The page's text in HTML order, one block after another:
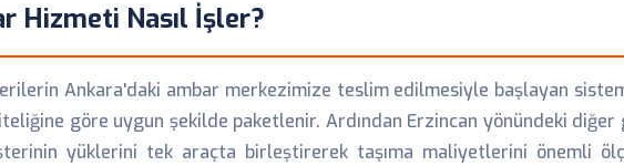
Hizmeti Nasıl İşler?
Ankara'daki ambar merkezimize teslim edilmesiyle başlayan
göre uygun şekilde paketlenir. Ardından Erzincan yönündeki
yüklerini tek araçta birleştirerek taşıma maliyetlerini önemli